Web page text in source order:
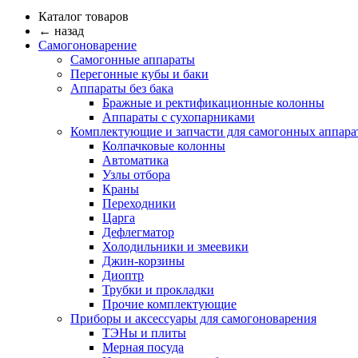
Каталог товаров
← назад
Самогоноварение
Самогонные аппараты
Перегонные кубы и баки
Аппараты без бака
Бражные и ректификационные колонны
Аппараты с сухопарниками
Комплектующие и запчасти для самогонных
Колпачковые колонны
Автоматика
Узлы отбора
Краны
Переходники
Царга
Дефлегматор
Холодильники и змеевики
Джин-корзины
Диоптр
Трубки и прокладки
Прочие комплектующие
Приборы и аксессуары для самогоноварения
ТЭНы и плиты
Мерная посуда